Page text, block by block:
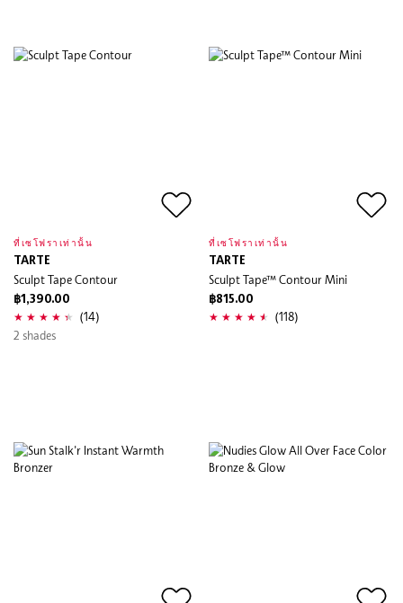
ที่เซโฟราเท่านั้น
TARTE
Sculpt Tape Contour
฿1,390.00
(14)
2 shades
ที่เซโฟราเท่านั้น
TARTE
Sculpt Tape™ Contour Mini
฿815.00
(118)